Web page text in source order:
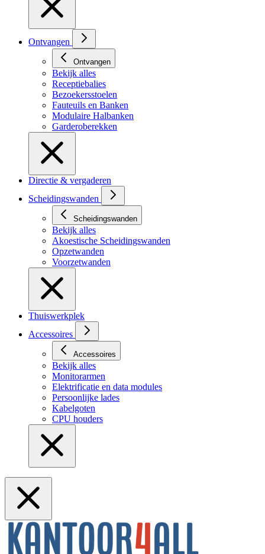
Ontvangen
Ontvangen
Bekijk alles
Receptiebalies
Bezoekersstoelen
Fauteuils en Banken
Modulaire Halbanken
Garderoberekken
Directie & vergaderen
Scheidingswanden
Scheidingswanden
Bekijk alles
Akoestische Scheidingswanden
Opzetwanden
Voorzetwanden
Thuiswerkplek
Accessoires
Accessoires
Bekijk alles
Monitorarmen
Elektrificatie en data modules
Persoonlijke lades
Kabelgoten
CPU houders